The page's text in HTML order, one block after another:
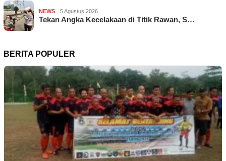
NEWS 5 Agustus 2026
Tekan Angka Kecelakaan di Titik Rawan, S…
BERITA POPULER